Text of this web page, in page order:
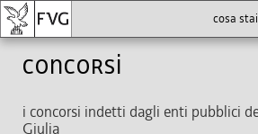
Concorsi
i concorsi indetti dagli enti pubblici
Giulia